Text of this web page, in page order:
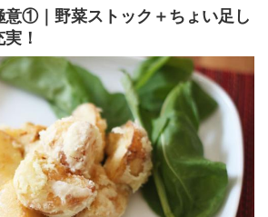
意①｜野菜ストック＋ちょい足し
！